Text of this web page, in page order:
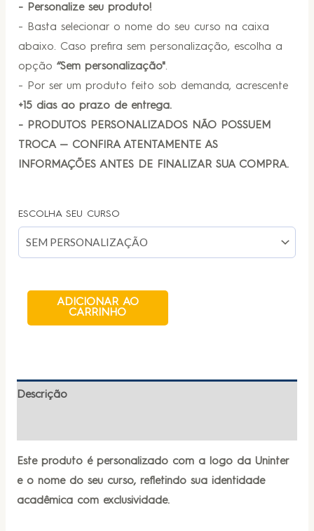
- Personalize seu produto!
- Basta selecionar o nome do seu curso na caixa
abaixo. Caso prefira sem personalização, escolha a
opção “Sem personalização".
- Por ser um produto feito sob demanda, acrescente
+15 dias ao prazo de entrega.
- PRODUTOS PERSONALIZADOS NÃO POSSUEM
TROCA — CONFIRA ATENTAMENTE AS
INFORMAÇÕES ANTES DE FINALIZAR SUA COMPRA.
ESCOLHA SEU CURSO
ADICIONAR AO
CARRINHO
Descrição
Este produto é personalizado com a logo da Uninter
e o nome do seu curso, refletindo sua identidade
acadêmica com exclusividade.